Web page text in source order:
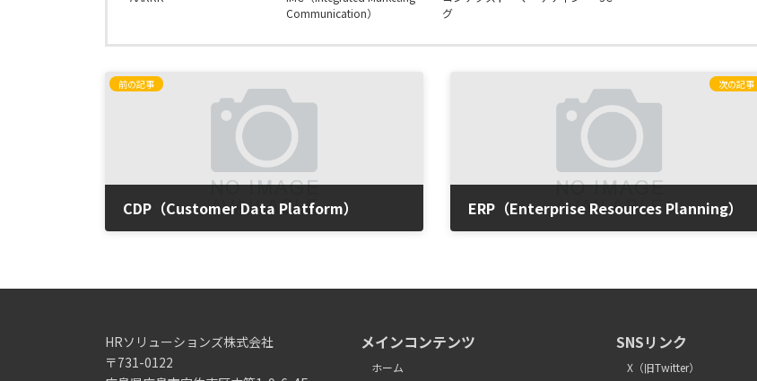
Communication）
グ
前の記事
CDP（Customer Data Platform）
次の記事
ERP（Enterprise Resources Planning）
HRソリューションズ株式会社
〒731-0122
メインコンテンツ
ホーム
SNSリンク
X（旧Twitter）